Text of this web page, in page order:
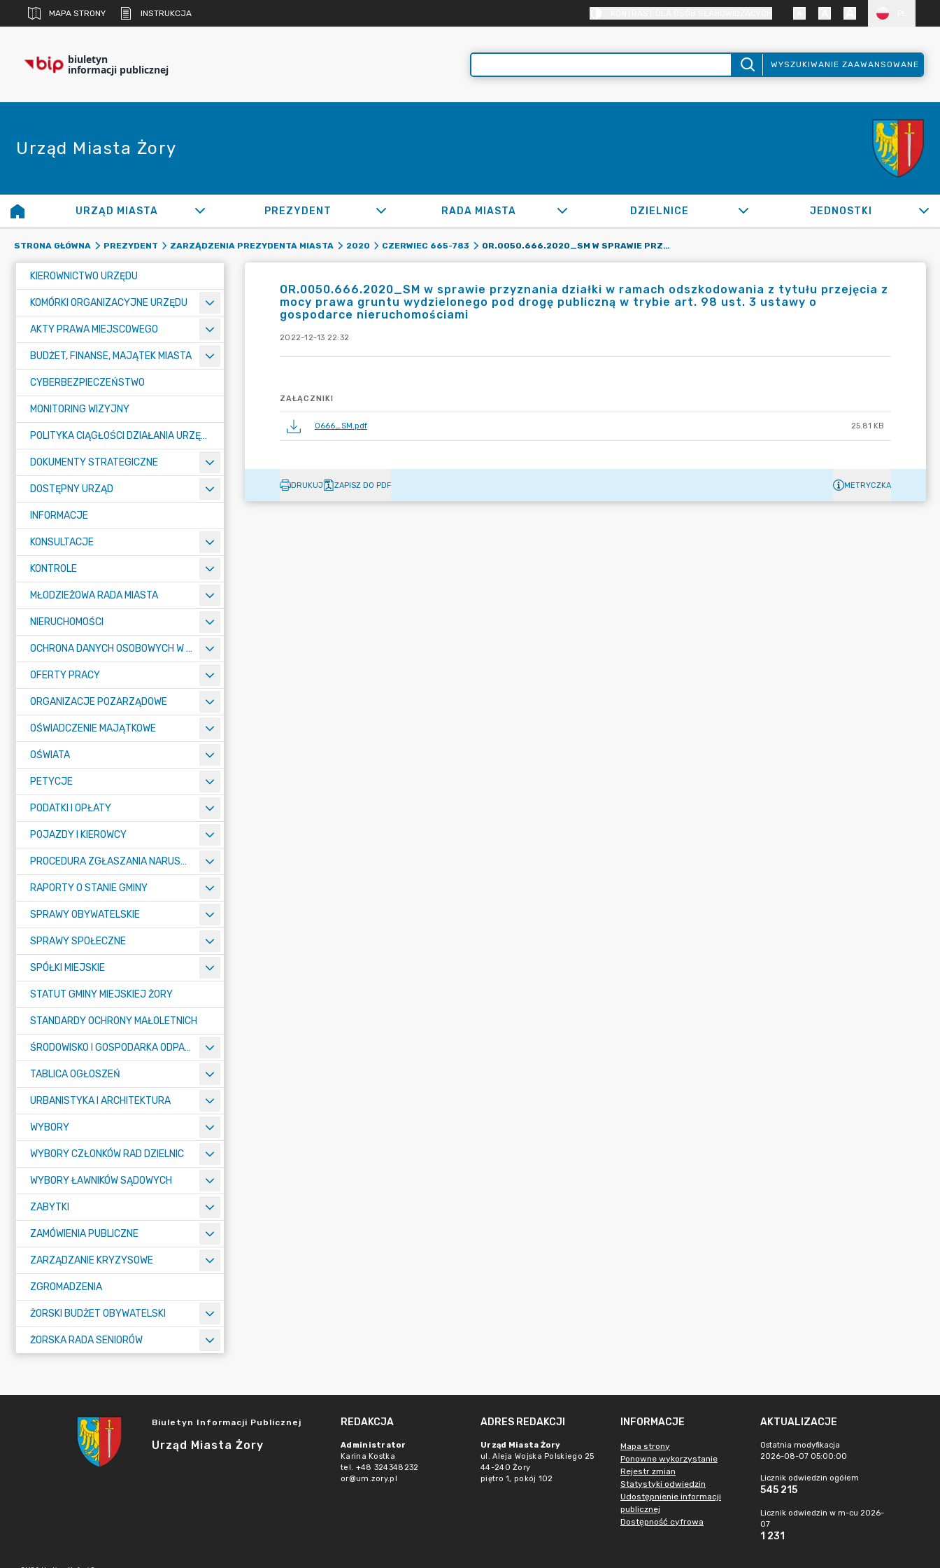
MAPA STRONY INSTRUKCJA
biuletyn
informacji publicznej WYSZUKIWANIE ZAAWANSOWANE
Urząd Miasta Żory
URZĄD MIASTA PREZYDENT RADA MIASTA DZIELNICE JEDNOSTKI
STRONA GŁÓWNA PREZYDENT ZARZĄDZENIA PREZYDENTA MIASTA 2020 CZERWIEC 665-783 OR.0050.666.2020_SM W SPRAWIE PRZYZNANIA DZIAŁKI W RAMACH ODSZKODOWANIA Z TYTUŁU PRZEJĘCIA Z MOCY PRAWA GRUNTU WYDZIELONEGO POD DROGĘ PUBLICZNĄ W TRYBIE ART. 98 UST. 3 USTAWY O GOSPODARCE NIERUCHOMOŚCIAMI
KIEROWNICTWO URZĘDU
KOMÓRKI ORGANIZACYJNE URZĘDU
AKTY PRAWA MIEJSCOWEGO
BUDŻET, FINANSE, MAJĄTEK MIASTA
CYBERBEZPIECZEŃSTWO
MONITORING WIZYJNY
POLITYKA CIĄGŁOŚCI DZIAŁANIA URZĘDU MIASTA ŻORY
DOKUMENTY STRATEGICZNE
DOSTĘPNY URZĄD
INFORMACJE
KONSULTACJE
KONTROLE
MŁODZIEŻOWA RADA MIASTA
NIERUCHOMOŚCI
OCHRONA DANYCH OSOBOWYCH W URZĘDZIE MIASTA ŻORY - RODO
OFERTY PRACY
ORGANIZACJE POZARZĄDOWE
OŚWIADCZENIE MAJĄTKOWE
OŚWIATA
PETYCJE
PODATKI I OPŁATY
POJAZDY I KIEROWCY
PROCEDURA ZGŁASZANIA NARUSZEŃ PRAWA
RAPORTY O STANIE GMINY
SPRAWY OBYWATELSKIE
SPRAWY SPOŁECZNE
SPÓŁKI MIEJSKIE
STATUT GMINY MIEJSKIEJ ŻORY
STANDARDY OCHRONY MAŁOLETNICH
ŚRODOWISKO I GOSPODARKA ODPADAMI
TABLICA OGŁOSZEŃ
URBANISTYKA I ARCHITEKTURA
WYBORY
WYBORY CZŁONKÓW RAD DZIELNIC
WYBORY ŁAWNIKÓW SĄDOWYCH
ZABYTKI
ZAMÓWIENIA PUBLICZNE
ZARZĄDZANIE KRYZYSOWE
ZGROMADZENIA
ŻORSKI BUDŻET OBYWATELSKI
ŻORSKA RADA SENIORÓW
OR.0050.666.2020_SM w sprawie przyznania działki w ramach odszkodowania z tytułu przejęcia z
mocy prawa gruntu wydzielonego pod drogę publiczną w trybie art. 98 ust. 3 ustawy o
gospodarce nieruchomościami
2022-12-13 22:32
ZAŁĄCZNIKI
0666_SM.pdf 25.81 KB
DRUKUJ ZAPISZ DO PDF METRYCZKA
Biuletyn Informacji Publicznej
Urząd Miasta Żory
REDAKCJA
Administrator
Karina Kostka
tel. +48 324348232
or@um.zory.pl
ADRES REDAKCJI
Urząd Miasta Żory
ul. Aleja Wojska Polskiego 25
44-240 Żory
piętro 1, pokój 102
INFORMACJE
Mapa strony
Ponowne wykorzystanie
Rejestr zmian
Statystyki odwiedzin
Udostępnienie informacji
publicznej
Dostępność cyfrowa
AKTUALIZACJE
Ostatnia modyfikacja
2026-08-07 05:00:00
Licznik odwiedzin ogółem
545 215
Licznik odwiedzin w m-cu 2026-
07
1 231